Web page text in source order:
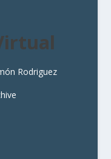
Rodriguez